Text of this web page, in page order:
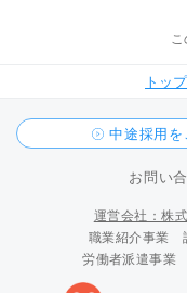
トップ
中途採用
お問い
運営会社：株
職業紹介事業
労働者派遣事業